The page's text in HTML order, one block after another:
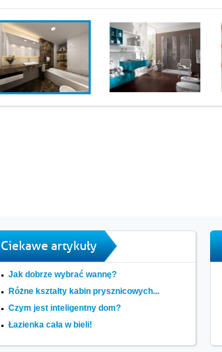
Ciekawe artykuły
Jak dobrze wybrać wannę?
Różne kształty kabin prysznicowych...
Czym jest inteligentny dom?
Łazienka cała w bieli!